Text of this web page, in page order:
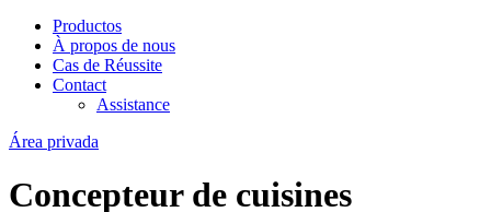
Productos
À propos de nous
Cas de Réussite
Contact
Assistance
Área privada
Concepteur de cuisines